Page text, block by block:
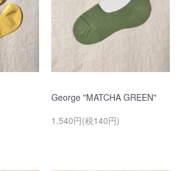
George "MATCHA GREEN"
1,540円(税140円)